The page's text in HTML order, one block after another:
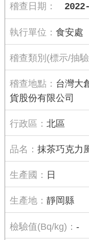
食安處
台灣大
貨股份有限公司
北區
抹茶巧克力
日
靜岡縣
-